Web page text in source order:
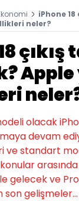
iPhone
neler?
Apple
olacak
devam
ve standart
gelecek ve
son gelişmeler...